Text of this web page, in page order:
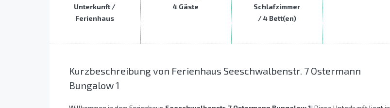
Unterkunft /
Ferienhaus
4 Gäste
Schlafzimmer
/ 4 Bett(en)
Kurzbeschreibung von Ferienhaus Seeschwalbenstr. 7 Ostermann
Bungalow 1